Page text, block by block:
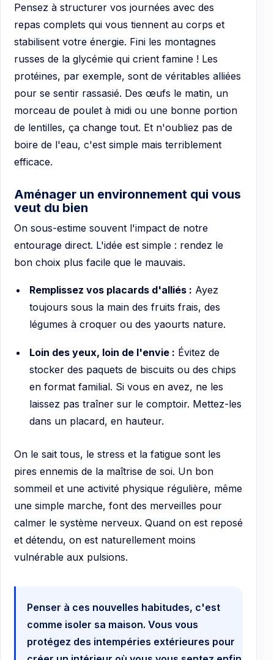
Pensez à structurer vos journées avec des
repas complets qui vous tiennent au corps et
stabilisent votre énergie. Fini les montagnes
russes de la glycémie qui crient famine ! Les
protéines, par exemple, sont de véritables alliées
pour se sentir rassasié. Des œufs le matin, un
morceau de poulet à midi ou une bonne portion
de lentilles, ça change tout. Et n'oubliez pas de
boire de l'eau, c'est simple mais terriblement
efficace.
Aménager un environnement qui vous
veut du bien
On sous-estime souvent l'impact de notre
entourage direct. L'idée est simple : rendez le
bon choix plus facile que le mauvais.
Remplissez vos placards d'alliés : Ayez
toujours sous la main des fruits frais, des
légumes à croquer ou des yaourts nature.
Loin des yeux, loin de l'envie : Évitez de
stocker des paquets de biscuits ou des chips
en format familial. Si vous en avez, ne les
laissez pas traîner sur le comptoir. Mettez-les
dans un placard, en hauteur.
On le sait tous, le stress et la fatigue sont les
pires ennemis de la maîtrise de soi. Un bon
sommeil et une activité physique régulière, même
une simple marche, font des merveilles pour
calmer le système nerveux. Quand on est reposé
et détendu, on est naturellement moins
vulnérable aux pulsions.
Penser à ces nouvelles habitudes, c'est
comme isoler sa maison. Vous vous
protégez des intempéries extérieures pour